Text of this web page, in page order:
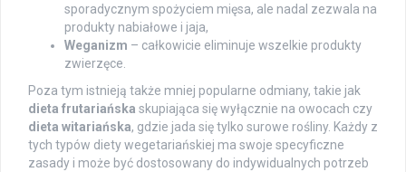
sporadycznym spożyciem mięsa, ale nadal zezwala na
produkty nabiałowe i jaja,
Weganizm – całkowicie eliminuje wszelkie produkty
zwierzęce.
Poza tym istnieją także mniej popularne odmiany, takie jak
dieta frutariańska skupiająca się wyłącznie na owocach czy
dieta witariańska, gdzie jada się tylko surowe rośliny. Każdy z
tych typów diety wegetariańskiej ma swoje specyficzne
zasady i może być dostosowany do indywidualnych potrzeb